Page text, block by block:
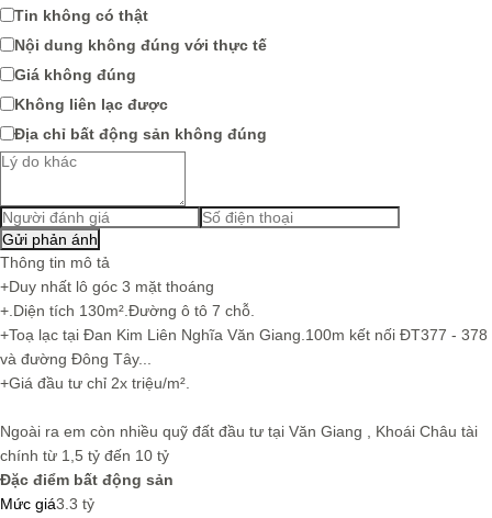
Tin không có thật
Nội dung không đúng với thực tế
Giá không đúng
Không liên lạc được
Địa chỉ bất động sản không đúng
Thông tin mô tả
+Duy nhất lô góc 3 mặt thoáng
+.Diện tích 130m².Đường ô tô 7 chỗ.
+Toạ lạc tại Đan Kim Liên Nghĩa Văn Giang.100m kết nối ĐT377 - 378
và đường Đông Tây...
+Giá đầu tư chỉ 2x triệu/m².
Ngoài ra em còn nhiều quỹ đất đầu tư tại Văn Giang , Khoái Châu tài
chính từ 1,5 tỷ đến 10 tỷ
Đặc điểm bất động sản
Mức giá3.3 tỷ